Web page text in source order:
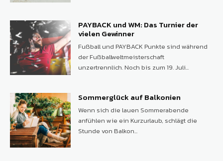
PAYBACK und WM: Das Turnier der
vielen Gewinner
Fußball und PAYBACK Punkte sind während
der Fußballweltmeisterschaft
unzertrennlich. Noch bis zum 19. Juli...
Sommerglück auf Balkonien
Wenn sich die lauen Sommerabende
anfühlen wie ein Kurzurlaub, schlägt die
Stunde von Balkon...